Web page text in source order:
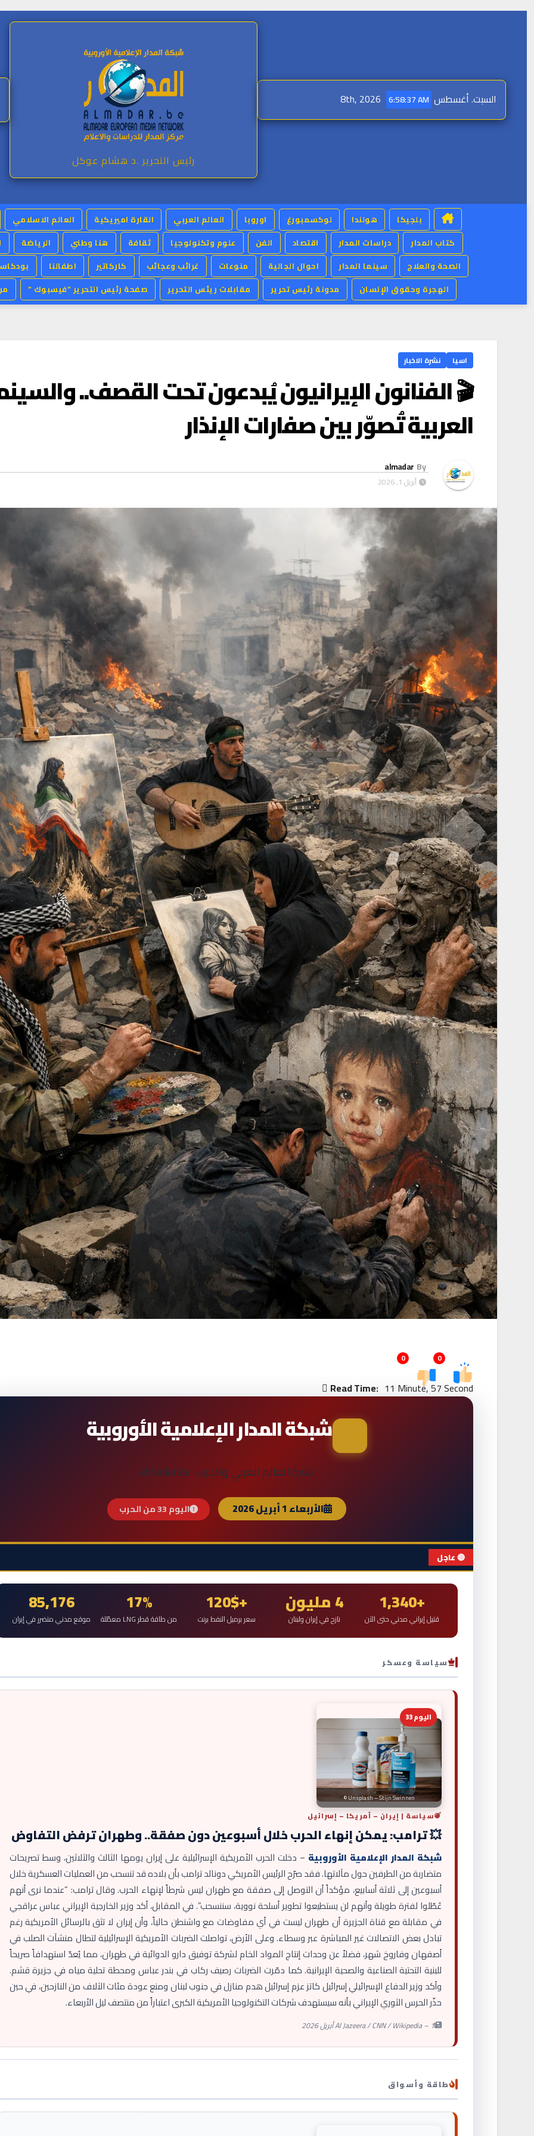
السبت. أغسطس 8th, 2026 6:58:40 AM
رئيس التحرير .د هشام عوكل
بلجيكا هولندا لوكسمبورغ اوروبا العالم العربي القارة اميريكية العالم الاسلامي
كتاب المدار
دراسات المدار اقتصاد الفن علوم وتكنولوجيا ثقافة هنا وطني الرياضة
الصحة والعلاج
سينما المدار احوال الجالية منوعات غرائب وعجائب كاركاتير اطفالنا
الهجرة وحقوق الإنسان
مدونة رئيس تحرير مقابلات ريئس التحرير صفحة رئيس التحرير “فيسبوك “
اسيا نشرة الاخبار
🎬 الفنانون الإيرانيون يُبدعون تحت القصف..
العربية تُصوّر بين صفارات الإنذار
By
almadar
أبريل 1, 2026
0
0
Read Time: 11 Minute, 57 Second
شبكة المدار الإعلامية الأوروبية
نشرة العالم العربي والحرب · almadar.be
الأربعاء 1 أبريل 2026 اليوم 33 من الحرب
🔴 عاجل
+1,340
قتيل إيراني مدني حتى الآن
4 مليون
نازح في إيران ولبنان
+120$
سعر برميل النفط برنت
17%
من طاقة قطر LNG معطّلة
85,176
موقع مدني متضرر في إيران
سياسة وعسكر
اليوم 33
© Unsplash – Stijn Swinnen
سياسة | إيران – أمريكا – إسرائيل
💥 ترامب: يمكن إنهاء الحرب خلال أسبوعين دون صفقة.. وطهران ترفض التفاوض
شبكة المدار الإعلامية الأوروبية – دخلت الحرب الأمريكية الإسرائيلية على إيران يومها الثالث والثلاثين، وسط تصريحات
متضاربة من الطرفين حول مآلاتها. فقد صرّح الرئيس الأمريكي دونالد ترامب بأن بلاده قد تنسحب من العمليات العسكرية خلال
أسبوعين إلى ثلاثة أسابيع، مؤكداً أن التوصل إلى صفقة مع طهران ليس شرطاً لإنهاء الحرب. وقال ترامب: “عندما نرى أنهم
عُطّلوا لفترة طويلة وأنهم لن يستطيعوا تطوير أسلحة نووية، سننسحب”. في المقابل، أكد وزير الخارجية الإيراني عباس عراقجي
في مقابلة مع قناة الجزيرة أن طهران ليست في أي مفاوضات مع واشنطن حالياً، وأن إيران لا تثق بالرسائل الأمريكية رغم
تبادل بعض الاتصالات غير المباشرة عبر وسطاء. وعلى الأرض، تواصلت الضربات الأمريكية الإسرائيلية لتطال منشآت الصلب في
أصفهان وفاروخ شهر، فضلاً عن وحدات إنتاج المواد الخام لشركة توفيق دارو الدوائية في طهران، مما يُعدّ استهدافاً صريحاً
للبنية التحتية الصناعية والصحية الإيرانية. كما دمّرت الضربات رصيف ركاب في بندر عباس ومحطة تحلية مياه في جزيرة قشم.
وأكد وزير الدفاع الإسرائيلي إسرائيل كاتز عزم إسرائيل هدم منازل في جنوب لبنان ومنع عودة مئات الآلاف من النازحين، في حين
حذّر الحرس الثوري الإيراني بأنه سيستهدف شركات التكنولوجيا الأمريكية الكبرى اعتباراً من منتصف ليل الأربعاء.
Al Jazeera / CNN / Wikipedia – 1 أبريل 2026
طاقة وأسواق